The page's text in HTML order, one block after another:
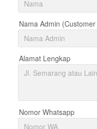
Nama Admin
Alamat Lengkap
Nomor Whatsapp